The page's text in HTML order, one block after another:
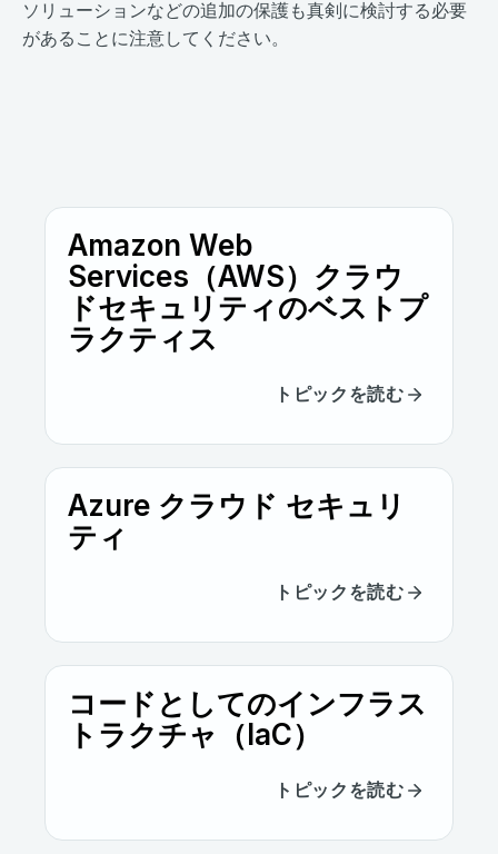
ソリューションなどの追加の保護も真剣に検討する必要
があることに注意してください。
Amazon Web
Services（AWS）クラウ
ドセキュリティのベストプ
ラクティス
トピックを読む
Azure クラウド セキュリ
ティ
トピックを読む
コードとしてのインフラス
トラクチャ（IaC）
トピックを読む